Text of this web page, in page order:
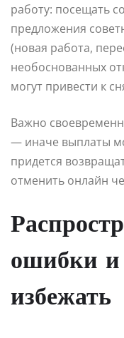
работу: посещать
предложения
(новая работа,
необоснованных
могут привести к
Важно
— иначе выплаты
придется
отменить онлайн
ошибки и
избежать